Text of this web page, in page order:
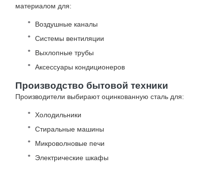
материалом для:
Воздушные каналы
Системы вентиляции
Выхлопные трубы
Аксессуары кондиционеров
Производство бытовой техники
Производители выбирают оцинкованную сталь для:
Холодильники
Стиральные машины
Микроволновые печи
Электрические шкафы